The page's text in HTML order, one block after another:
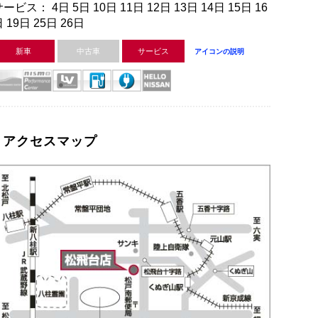
ービス： 4日 5日 10日 11日 12日 13日 14日 15日 16
19日 25日 26日
新車 中古車 サービス アイコンの説明
アクセスマップ